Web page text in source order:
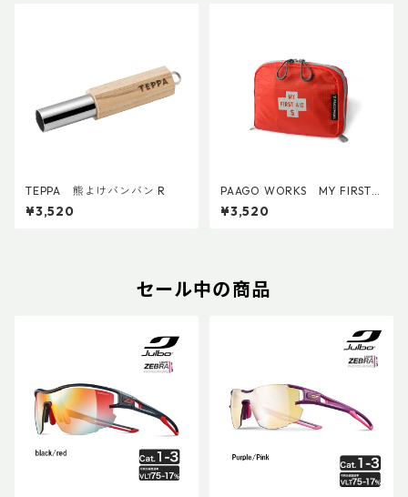
TEPPA 熊よけバンバン R
¥3,520
PAAGO WORKS MY FIRST
AID S
¥3,520
セール中の商品